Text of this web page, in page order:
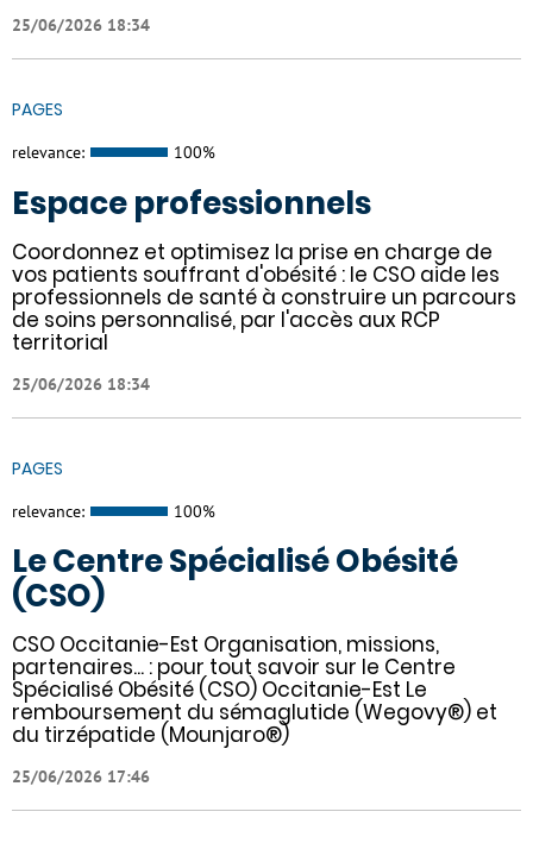
25/06/2026 18:34
PAGES
relevance: 100%
Espace professionnels
Coordonnez et optimisez la prise en charge de
vos patients souffrant d'obésité : le CSO aide les
professionnels de santé à construire un parcours
de soins personnalisé, par l'accès aux RCP
territorial
25/06/2026 18:34
PAGES
relevance: 100%
Le Centre Spécialisé Obésité
(CSO)
CSO Occitanie-Est Organisation, missions,
partenaires... : pour tout savoir sur le Centre
Spécialisé Obésité (CSO) Occitanie-Est Le
remboursement du sémaglutide (Wegovy®) et
du tirzépatide (Mounjaro®)
25/06/2026 17:46